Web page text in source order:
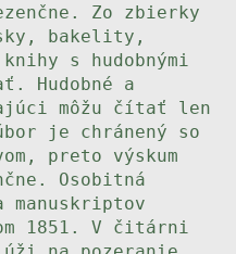
Zo zbierky
bakelity,
s hudobnými
Hudobné a
môžu čítať len
je chránený so
preto výskum
Osobitná
1851. V čitárni